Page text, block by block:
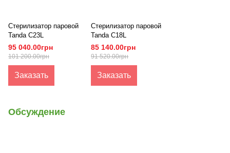
Стерилизатор паровой
Tanda C23L
95 040.00грн
101 200.00грн
Заказать
Стерилизатор паровой
Tanda C18L
85 140.00грн
91 520.00грн
Заказать
Обсуждение